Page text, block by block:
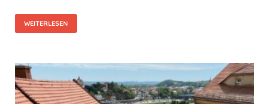
WEITERLESEN